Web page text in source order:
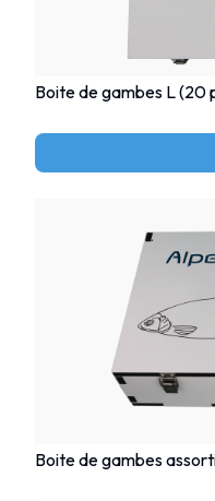
Boite de gambes L (20
Boite de gambes